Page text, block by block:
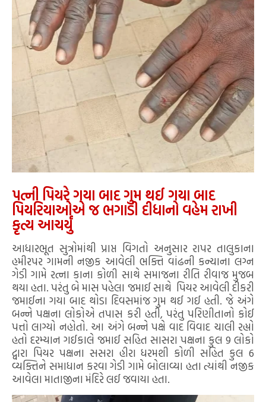
પત્ની પિયરે ગયા બાદ ગુમ થઈ ગયા બાદ
પિયરિયાઓએ જ ભગાડી દીધાનો વહેમ રાખી
કૃત્ય આચર્યું
આધારભૂત સુત્રોમાંથી પ્રાપ્ત વિગતો અનુસાર રાપર તાલુકાના
હમીરપર ગામની નજીક આવેલી ભક્તિ વાંઢની કન્યાના લગ્ન
ગેડી ગામે રત્ના કાના કોળી સાથે સમાજના રીતિ રીવાજ મુજબ
થયા હતા. પરંતુ બે માસ પહેલા જમાઈ સાથે પિયર આવેલી દીકરી
જમાઈના ગયા બાદ થોડા દિવસમાંજ ગુમ થઈ ગઈ હતી. જે અંગે
બન્ને પક્ષના લોકોએ તપાસ કરી હતી, પરંતુ પરિણીતાનો કોઈ
પત્તો લાગ્યો નહોતો. આ અંગે બન્ને પક્ષે વાદ વિવાદ ચાલી રહ્યો
હતો દરમ્યાન ગઈકાલે જમાઈ સહિત સાસરા પક્ષના કુલ 9 લોકો
દ્વારા પિયર પક્ષના સસરા હીરા ધરમશી કોળી સહિત કુલ 6
વ્યક્તિને સમાધાન કરવા ગેડી ગામે બોલાવ્યા હતા ત્યાંથી નજીક
આવેલા માતાજીના મંદિરે લઈ જવાયા હતા.